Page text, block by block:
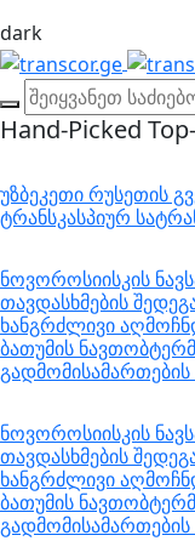
dark
Hand-Picked
უზბეკეთი რუსეთის
ტრანსკასპიურ
ნოვოროსიისკის
თავდასხმების
ხანგრძლივი
ბათუმის
ნოვოროსიისკის
თავდასხმების
ხანგრძლივი
ბათუმის